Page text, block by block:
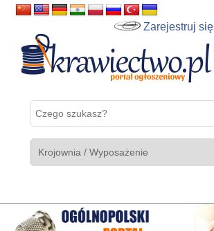
Zarejestruj się